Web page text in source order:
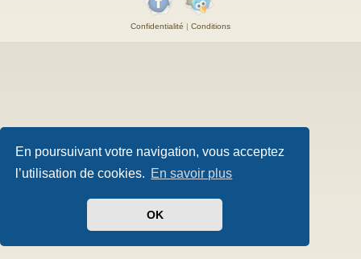
En poursuivant votre navigation, vous acceptez
l’utilisation de cookies. En savoir plus
OK
Confidentialité | Conditions